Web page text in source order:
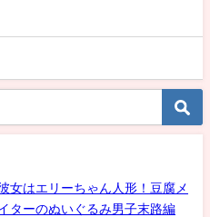
はエリーちゃん人形！豆腐メ
ターのぬいぐるみ男子末路編